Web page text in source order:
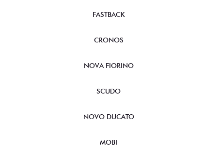
FASTBACK
CRONOS
NOVA FIORINO
SCUDO
NOVO DUCATO
MOBI